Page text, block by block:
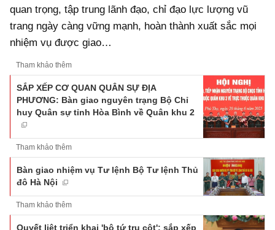
quan trọng, tập trung lãnh đạo, chỉ đạo lực lượng vũ
trang ngày càng vững mạnh, hoàn thành xuất sắc mọi
nhiệm vụ được giao…
Tham khảo thêm
SẮP XẾP CƠ QUAN QUÂN SỰ ĐỊA
PHƯƠNG: Bàn giao nguyên trạng Bộ Chỉ
huy Quân sự tỉnh Hòa Bình về Quân khu 2
Tham khảo thêm
Bàn giao nhiệm vụ Tư lệnh Bộ Tư lệnh Thủ
đô Hà Nội
Tham khảo thêm
Quyết liệt triển khai 'bộ tứ trụ cột'; sắp xếp